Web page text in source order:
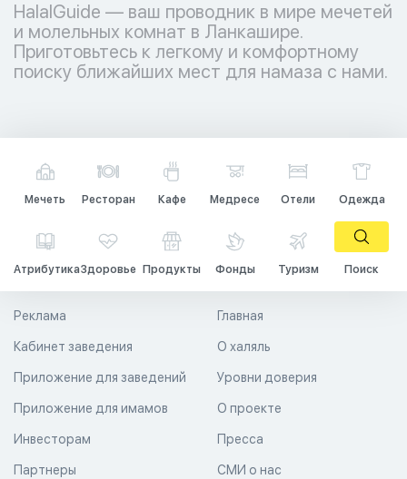
HalalGuide — ваш проводник в мире мечетей
и молельных комнат в Ланкашире.
Приготовьтесь к легкому и комфортному
поиску ближайших мест для намаза с нами.
Мечеть Ресторан Кафе Медресе Отели Одежда
АтрибутикаЗдоровье Продукты Фонды Туризм Поиск
Главная
О халяль
Уровни доверия
Реклама
Кабинет заведения
Приложение для заведений
Приложение для имамов О проекте
Пресса
СМИ о нас
Инвесторам
Партнеры